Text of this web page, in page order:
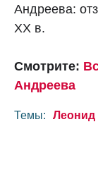
Андреева:
XX в.
Смотрите:
Андреева
Темы: Леонид